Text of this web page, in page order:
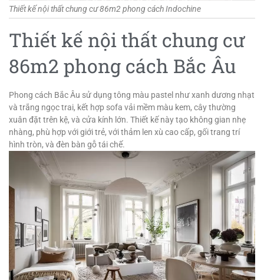
Thiết kế nội thất chung cư 86m2 phong cách Indochine
Thiết kế nội thất chung cư
86m2 phong cách Bắc Âu
Phong cách Bắc Âu sử dụng tông màu pastel như xanh dương nhạt
và trắng ngọc trai, kết hợp sofa vải mềm màu kem, cây thường
xuân đặt trên kệ, và cửa kính lớn. Thiết kế này tạo không gian nhẹ
nhàng, phù hợp với giới trẻ, với thảm len xù cao cấp, gối trang trí
hình tròn, và đèn bàn gỗ tái chế.